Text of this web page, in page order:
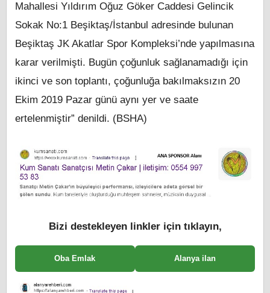
Mahallesi Yıldırım Oğuz Göker Caddesi Gelincik
Sokak No:1 Beşiktaş/İstanbul adresinde bulunan
Beşiktaş JK Akatlar Spor Kompleksi’nde yapılmasına
karar verilmişti. Bugün çoğunluk sağlanamadığı için
ikinci ve son toplantı, çoğunluğa bakılmaksızın 20
Ekim 2019 Pazar günü aynı yer ve saate
ertelenmiştir” denildi. (BSHA)
Bizi destekleyen linkler için tıklayın,
Oba Emlak Alanya ilan